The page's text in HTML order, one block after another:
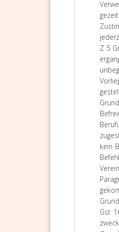
Z 5
kein
Gst